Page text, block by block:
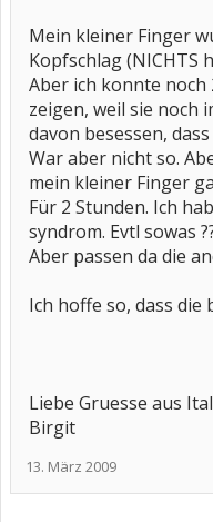
Mein kleiner Finger
Kopfschlag (NICHTS
Aber ich konnte noch
zeigen, weil sie noch
davon besessen,
War aber nicht so.
mein kleiner Finger
Für 2 Stunden. Ich
syndrom. Evtl sowas
Aber passen da die
Ich hoffe so, dass die
Liebe Gruesse aus
Birgit
13. März 2009